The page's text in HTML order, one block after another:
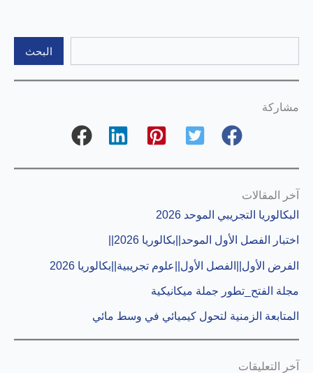
البحث
مشاركة
آخر المقالات
البكالوريا التجريبي الموحد 2026
اختبار الفصل الأول الموحد||بكالوريا 2026||
الفرض الأول||الفصل الأول||علوم تجريبية||بكالوريا 2026
مجلة الفتح_تطور جملة ميكانيكية
المتابعة الزمنية لتحول كيميائي في وسط مائي
آخر التعليقات